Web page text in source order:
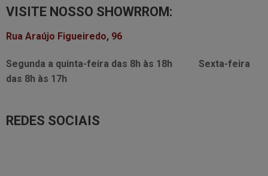
VISITE NOSSO SHOWRROM:
Rua Araújo Figueiredo, 96
Segunda a quinta-feira das 8h às 18h
Sexta-feira
das 8h às 17h
REDES SOCIAIS